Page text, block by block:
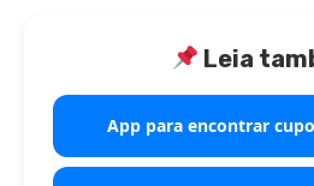
Leia
App para encontrar